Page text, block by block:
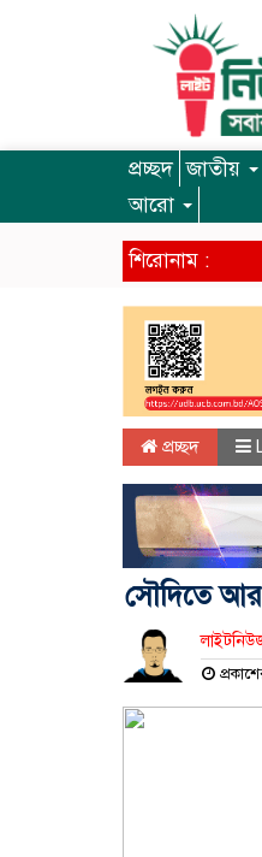
প্রচ্ছদ জাতীয়
আরো
শিরোনাম :
প্রচ্ছদ
সৌদিতে